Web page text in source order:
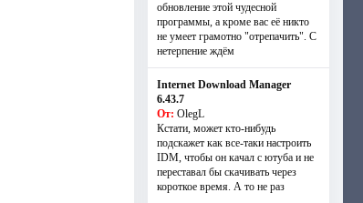
обновление этой чудесной
программы, а кроме вас её никто
не умеет грамотно "отрепачить". С
нетерпение ждём
Internet Download Manager
6.43.7
От: OlegL
Кстати, может кто-нибудь
подскажет как все-таки настроить
IDM, чтобы он качал с ютуба и не
переставал бы скачивать через
короткое время. А то не раз